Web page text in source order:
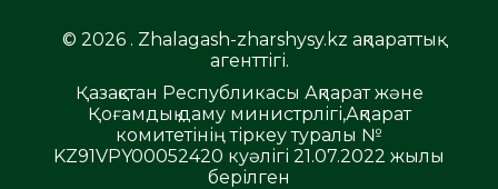
© 2026 . Zhalagash-zharshysy.kz ақпараттық
агенттігі.
Қазақстан Республикасы Ақпарат және
Қоғамдық даму министрлігі,Ақпарат
комитетінің тіркеу туралы №
KZ91VPY00052420 куәлігі 21.07.2022 жылы
берілген